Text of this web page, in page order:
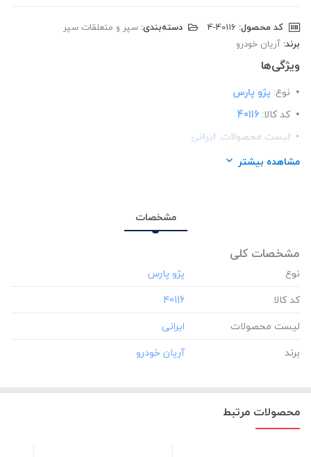
کد محصول: دسته‌بندی: سپر و متعلقات سپر
برند: آریان خودرو
ویژگی‌ها
نوع: پژو پارس
کد کالا: 40116
لیست محصولات: ایرانی
برند:آریان خودرو
مشاهده بیشتر
مشخصات
مشخصات کلی
نوع
کد کالا
‎40116
لیست محصولات
برند
محصولات مرتبط